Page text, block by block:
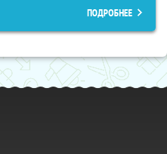
ПОДРОБНЕЕ